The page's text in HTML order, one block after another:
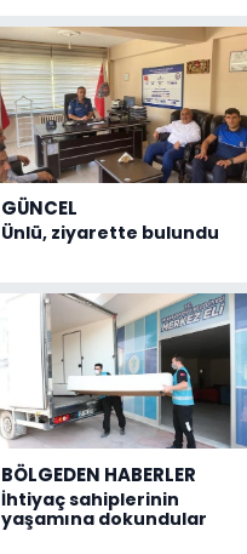
GÜNCEL
Ünlü, ziyarette bulundu
BÖLGEDEN HABERLER
İhtiyaç sahiplerinin
yaşamına dokundular